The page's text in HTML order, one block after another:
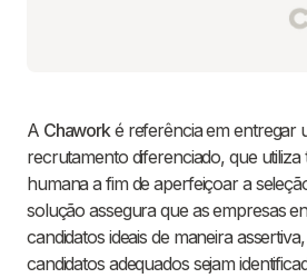
A Chaworké referência em entregar
recrutamento diferenciado, que utiliza
humana a fim de aperfeiçoar a
solução assegura que as empresas
candidatos ideais de maneira
candidatos adequados sejam